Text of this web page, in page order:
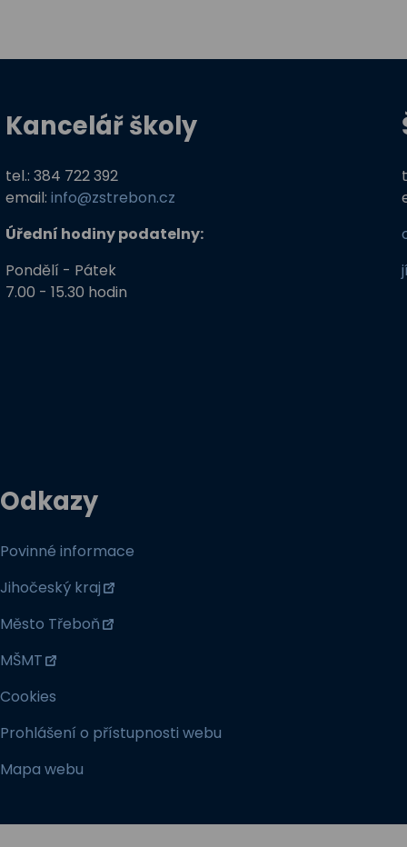
Kancelář školy
tel.: 384 722 392
email: info@zstrebon.cz
Úřední hodiny podatelny:
Pondělí - Pátek
7.00 - 15.30 hodin
Odkazy
Povinné informace
Jihočeský kraj
Město Třeboň
MŠMT
Cookies
Prohlášení o přístupnosti webu
Mapa webu